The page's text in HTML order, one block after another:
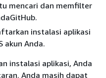
mencari dan memfilter
instalasi aplikasi
akun Anda.
instalasi aplikasi, Anda
Anda masih dapat